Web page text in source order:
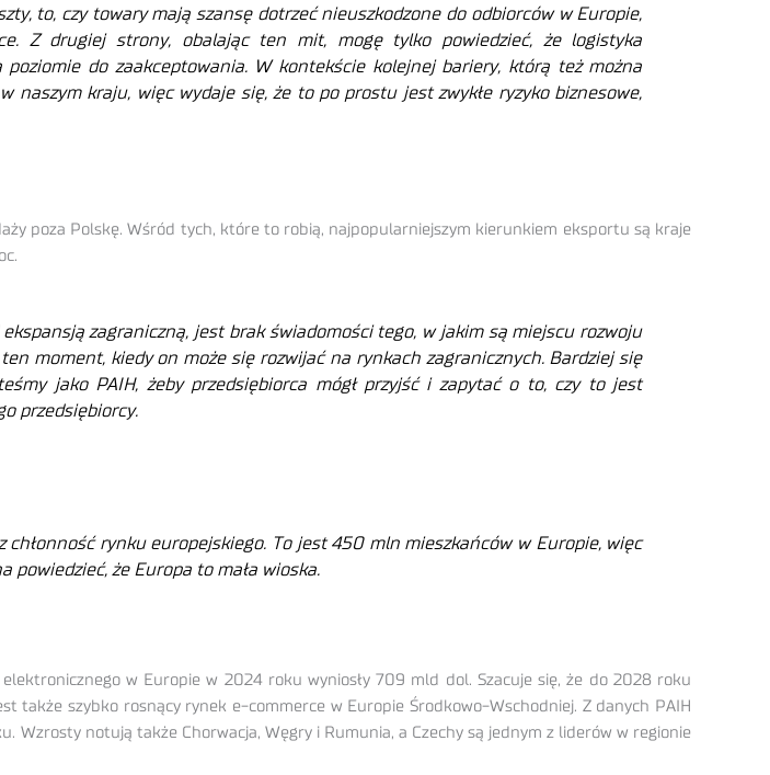
to, czy towary mają szansę dotrzeć nieuszkodzone do odbiorców w Europie,
Z drugiej strony, obalając ten mit, mogę tylko powiedzieć, że logistyka
do zaakceptowania. W kontekście kolejnej bariery, którą też można
kraju, więc wydaje się, że to po prostu jest zwykłe ryzyko biznesowe,
poza Polskę. Wśród tych, które to robią, najpopularniejszym kierunkiem eksportu są kraje
zagraniczną, jest brak świadomości tego, w jakim są miejscu rozwoju
moment, kiedy on może się rozwijać na rynkach zagranicznych. Bardziej się
jako PAIH, żeby przedsiębiorca mógł przyjść i zapytać o to, czy to jest
przedsiębiorcy.
rynku europejskiego. To jest 450 mln mieszkańców w Europie, więc
powiedzieć, że Europa to mała wioska.
w Europie w 2024 roku wyniosły 709 mld dol. Szacuje się, że do 2028 roku
szybko rosnący rynek e-commerce w Europie Środkowo-Wschodniej. Z danych PAIH
Wzrosty notują także Chorwacja, Węgry i Rumunia, a Czechy są jednym z liderów w regionie